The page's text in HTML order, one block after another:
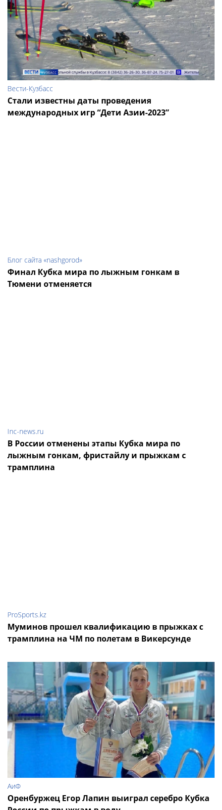
Вести-Кузбасс
Стали известны даты проведения
международных игр “Дети Азии-2023”
Блог сайта «nashgorod»
Финал Кубка мира по лыжным гонкам в
Тюмени отменяется
Inc-news.ru
В России отменены этапы Кубка мира по
лыжным гонкам, фристайлу и прыжкам с
трамплина
ProSports.kz
Муминов прошел квалификацию в прыжках с
трамплина на ЧМ по полетам в Викерсунде
АиФ
Оренбуржец Егор Лапин выиграл серебро Кубка